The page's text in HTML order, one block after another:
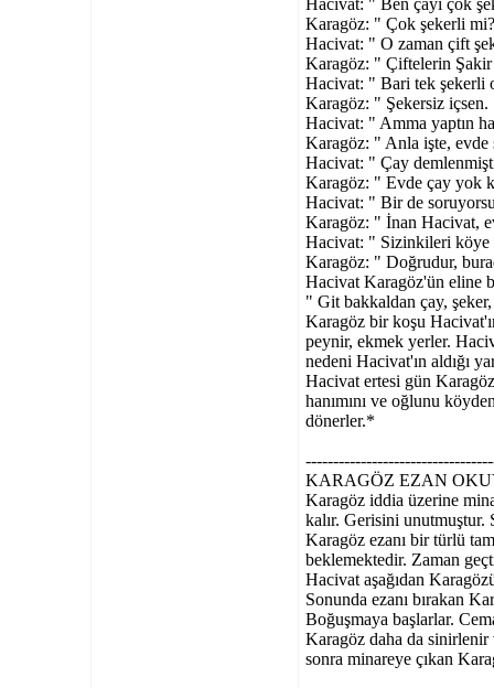
Hacivat: " Ben çayı çok
Karagöz: " Çok şekerli
Hacivat: " O zaman çift
Karagöz: " Çiftelerin Şakir
Hacivat: " Bari tek şekerli
Karagöz: " Şekersiz içsen.
Hacivat: " Amma yaptın
Karagöz: " Anla işte, evde
Hacivat: " Çay
Karagöz: " Evde çay yok
Hacivat: " Bir de
Karagöz: " İnan Hacivat,
Hacivat: " Sizinkileri
Karagöz: " Doğrudur,
Hacivat Karagöz'ün eline
" Git bakkaldan çay,
Karagöz bir koşu
peynir, ekmek yerler.
nedeni Hacivat'ın aldığı
Hacivat ertesi gün
hanımını ve oğlunu
dönerler.*
KARAGÖZ EZAN
Karagöz iddia üzerine
kalır. Gerisini unutmuştur.
Karagöz ezanı bir türlü
beklemektedir. Zaman
Hacivat aşağıdan
Sonunda ezanı bırakan
Boğuşmaya başlarlar.
Karagöz daha da sinirlenir
sonra minareye çıkan